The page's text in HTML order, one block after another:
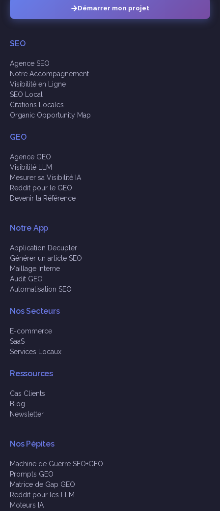
Démarrer mon projet
SEO
Agence SEO
Notre Accompagnement
Visibilité en Ligne
SEO Local
Citations Locales
Organic Opportunity Map
GEO
Agence GEO
Visibilité LLM
Mesurer sa Visibilité IA
Reddit pour le GEO
Devenir la Référence
Notre App
Application Decupler
Générer un article SEO
Maillage Interne
Audit GEO
Automatisation SEO
Nos Secteurs
E-commerce
SaaS
Services Locaux
Ressources
Cas Clients
Blog
Newsletter
Nos Pépites
Machine de Guerre SEO+GEO
Prompts GEO
Matrice de Gap GEO
Reddit pour les LLM
Moteurs IA